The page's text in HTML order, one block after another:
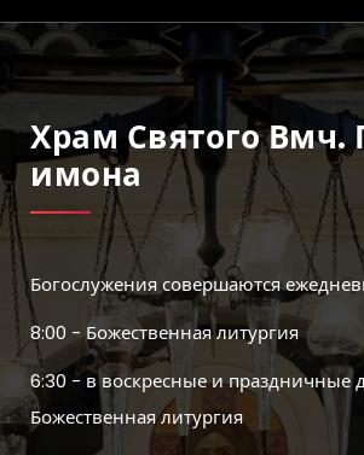
Храм Святого Вмч.
Имона
Богослужения совершаются
8:00 - Божественная литургия
6:30 - в воскресные и праздничные
Божественная литургия